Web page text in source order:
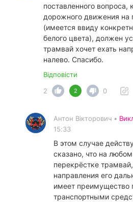
поставленного вопроса,
дорожного движения на
(имеется ввиду
белого цвета), должен
трамвай хочет ехать
налево. Спасибо.
Відповісти
2
2 0
Антон Вікторович •
15:33
В этом случае
сказано, что на
перекрёстке
направления его
имеет преимущество
транспортными